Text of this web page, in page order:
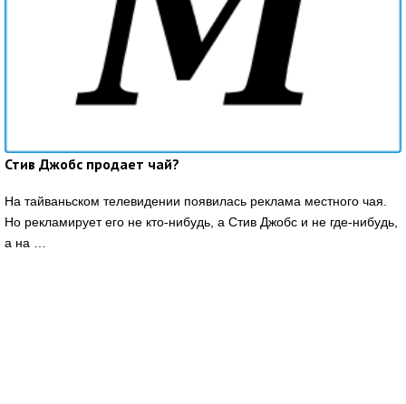
Стив Джобс продает чай?
На тайваньском телевидении появилась реклама местного чая.
Но рекламирует его не кто-нибудь, а Стив Джобс и не где-нибудь,
а на …